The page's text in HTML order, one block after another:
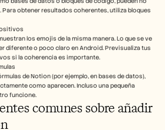
obtener resultados coherentes, utiliza bloques
los emojis de la misma manera. Lo que se ve
diferente o poco claro en Android. Previsualiza tus
si la coherencia es importante.
de Notion (por ejemplo, en bases de datos),
como aparecen. Incluso una pequeña
funcione.
comunes sobre añadir